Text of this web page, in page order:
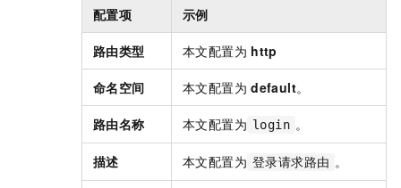
配置项 示例
路由类型 本文配置为 http
命名空间 本文配置为 default。
路由名称 本文配置为 login 。
描述 本文配置为 登录请求路由 。